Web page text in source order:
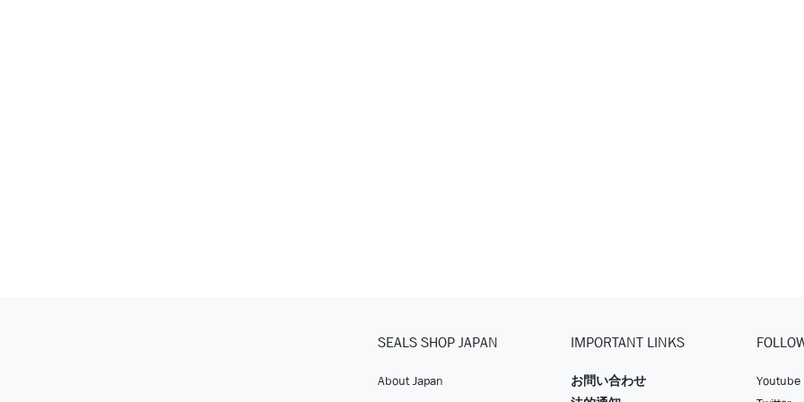
SEALS SHOP JAPAN
About Japan
IMPORTANT LINKS
お問い合わせ
Youtube